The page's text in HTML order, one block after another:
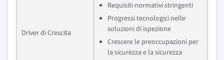
Driver di Crescita
Requisiti normativi stringenti
Progressi tecnologici nelle
soluzioni di ispezione
Crescere le preoccupazioni per
la sicurezza e la sicurezza